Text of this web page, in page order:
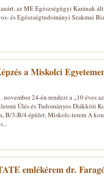
az ME Egészségügyi Karának
és Egészségtudományi Szakmai
a Miskolci
24-én rendezi a „10 éves
Ülés és Tudományos Diákköri
B/3-B/4 épület, Miskolc-terem A
emlékérem dr.